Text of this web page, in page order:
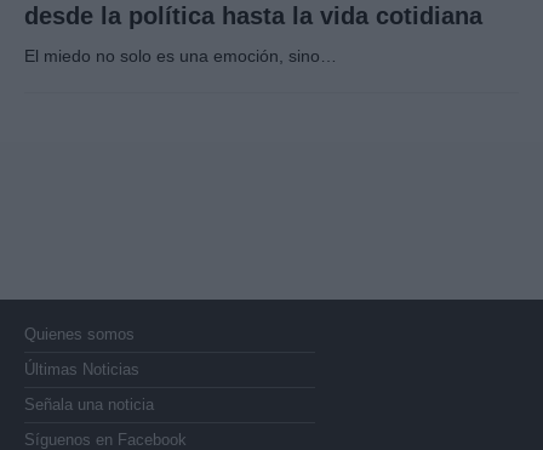
desde la política hasta la vida cotidiana
El miedo no solo es una emoción, sino…
Quienes somos
Últimas Noticias
Señala una noticia
Síguenos en Facebook